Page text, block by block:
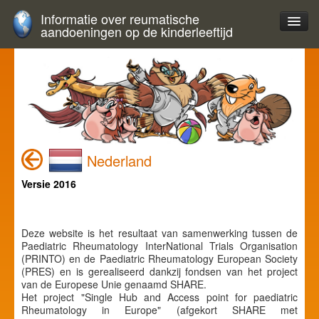
Informatie over reumatische
aandoeningen op de kinderleeftijd
Nederland
Versie 2016
Deze website is het resultaat van samenwerking tussen de
Paediatric Rheumatology InterNational Trials Organisation
(PRINTO) en de Paediatric Rheumatology European Society
(PRES) en is gerealiseerd dankzij fondsen van het project
van de Europese Unie genaamd SHARE.
Het project "Single Hub and Access point for paediatric
Rheumatology in Europe" (afgekort SHARE met